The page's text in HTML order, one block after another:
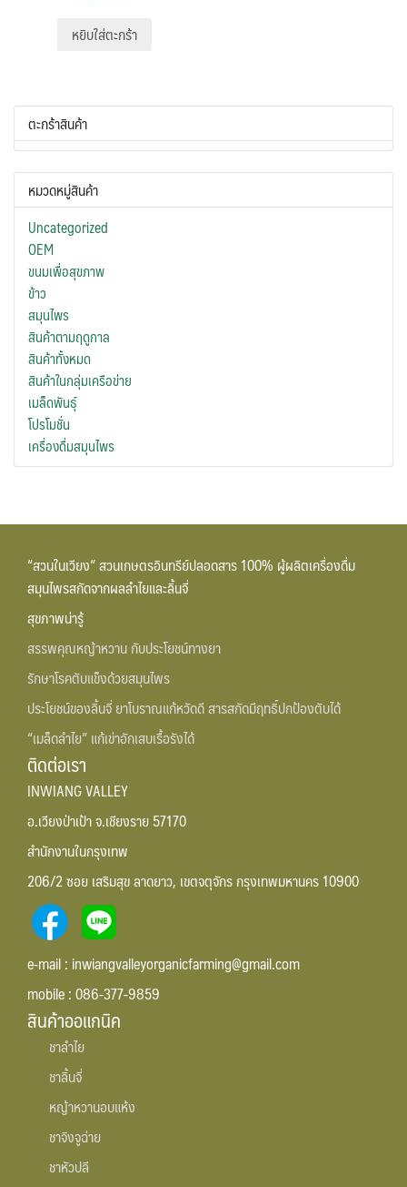
หยิบใส่ตะกร้า
ตะกร้าสินค้า
หมวดหมู่สินค้า
Uncategorized
OEM
ขนมเพื่อสุขภาพ
ข้าว
สมุนไพร
สินค้าตามฤดูกาล
สินค้าทั้งหมด
สินค้าในกลุ่มเครือข่าย
เมล็ดพันธุ์
โปรโมชั่น
เครื่องดื่มสมุนไพร
“สวนในเวียง” สวนเกษตรอินทรีย์ปลอดสาร 100% ผู้ผลิตเครื่องดื่ม
สมุนไพรสกัดจากผลลำไยและลิ้นจี่
สุขภาพน่ารู้
สรรพคุณหญ้าหวาน กับประโยชน์ทางยา
รักษาโรคตับแข็งด้วยสมุนไพร
ประโยชน์ของลิ้นจี่ ยาโบราณแก้หวัดดี สารสกัดมีฤทธิ์ปกป้องตับได้
“เมล็ดลำไย” แก้เข่าอักเสบเรื้อรังได้
ติดต่อเรา
INWIANG VALLEY
อ.เวียงป่าเป้า จ.เชียงราย 57170
สำนักงานในกรุงเทพ
206/2 ซอย เสริมสุข ลาดยาว, เขตจตุจักร กรุงเทพมหานคร 10900
e-mail : inwiangvalleyorganicfarming@gmail.com
mobile : 086-377-9859
สินค้าออแกนิค
ชาลำไย
ชาลิ้นจี่
หญ้าหวานอบแห้ง
ชาจิงจูฉ่าย
ชาหัวปลี